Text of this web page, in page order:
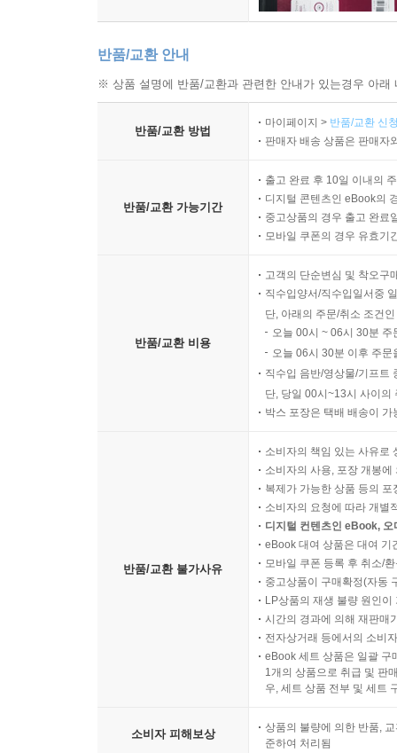
반품/교환 안내
※ 상품 설명에 반품/교환과 관련한 안내가 있는경우 아
반품/교환 방법
마이페이지 > 반품/교환 신
판매자 배송 상품은 판매자
반품/교환 가능기간
출고 완료 후 10일 이내의
디지털 콘텐츠인 eBook의
중고상품의 경우 출고 완료
모바일 쿠폰의 경우 유효기
반품/교환 비용
고객의 단순변심 및 착오구
직수입양서/직수입일서중
단, 아래의 주문/취소 조건
오늘 00시 ~ 06시 30분
오늘 06시 30분 이후 주
직수입 음반/영상물/기프트
단, 당일 00시~13시 사이의
박스 포장은 택배 배송이
반품/교환 불가사유
소비자의 책임 있는 사유로
소비자의 사용, 포장 개봉
복제가 가능한 상품 등의
소비자의 요청에 따라 개별
디지털 컨텐츠인 eBook,
eBook 대여 상품은 대여 기
모바일 쿠폰 등록 후 취소/
중고상품이 구매확정(자동
LP상품의 재생 불량 원인
시간의 경과에 의해 재판매
전자상거래 등에서의 소비
eBook 세트 상품은 일괄 구
1개의 상품으로 취급 및 판
우, 세트 상품 전부 및 세트
소비자 피해보상
상품의 불량에 의한 반품,
준하여 처리됨